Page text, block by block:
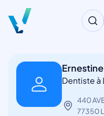
Dentiste à
440
77350